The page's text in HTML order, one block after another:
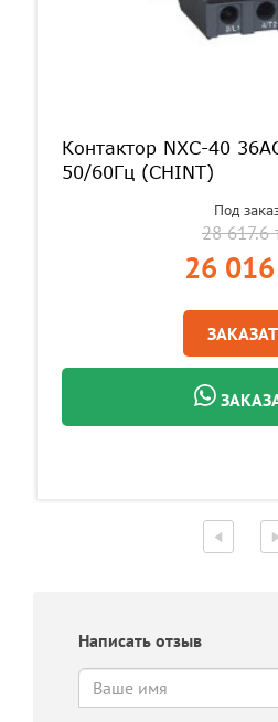
Контактор NXC-40
50/60Гц (CHINT)
Под
28 617.6
26 016
Написать отзыв